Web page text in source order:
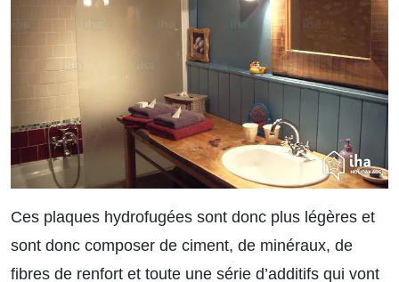
Ces plaques hydrofugées sont donc plus légères et
sont donc composer de ciment, de minéraux, de
fibres de renfort et toute une série d’additifs qui vont